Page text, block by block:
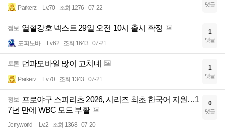
Parkerz Lv.70 조회 1276 07-22 댓글
정보 열혈강호 넥스트 29일 오전 10시 출시 확정
도퍼노바 Lv.62 조회 1643 07-21
1
댓글
토론 던파모바일 많이 고치네
Parkerz Lv.70 조회 1343 07-21
1
댓글
정보 프로야구 스피리츠 2026, 시리즈 최초 한국어 지원…1
7년 만에 WBC 모드 부활
Jerryworld Lv.2 조회 1368 07-20
0
댓글